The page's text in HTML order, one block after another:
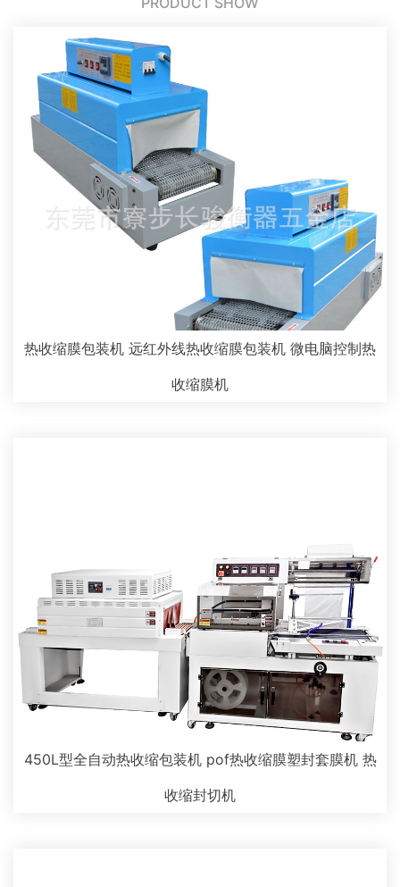
热收缩膜包装机 远红外线热收缩膜包装机 微电脑控制热
收缩膜机
450L型全自动热收缩包装机 pof热收缩膜塑封套膜机 热
收缩封切机